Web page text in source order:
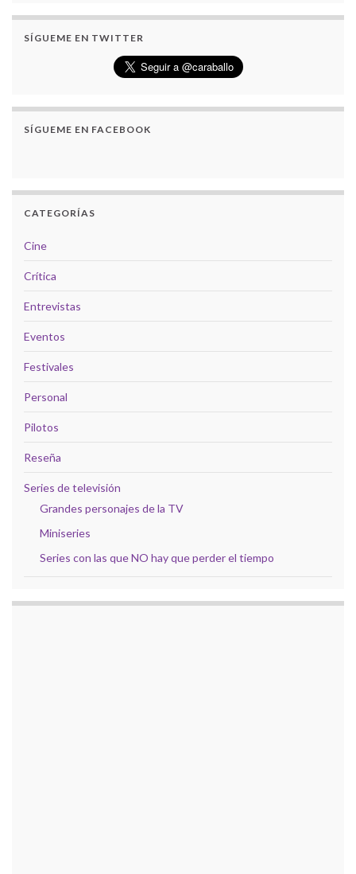
SÍGUEME EN TWITTER
SÍGUEME EN FACEBOOK
CATEGORÍAS
Cine
Crítica
Entrevistas
Eventos
Festivales
Personal
Pilotos
Reseña
Series de televisión
Grandes personajes de la TV
Miniseries
Series con las que NO hay que perder el tiempo